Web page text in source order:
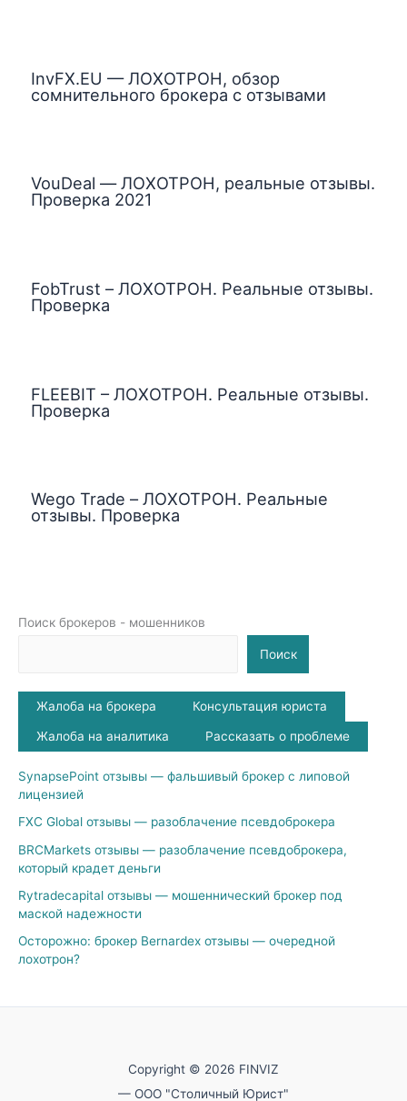
Поиск брокеров - мошенников
Поиск
Жалоба на брокера Консультация юриста
Жалоба на аналитика Рассказать о проблеме
SynapsePoint отзывы — фальшивый брокер с липовой
лицензией
FXC Global отзывы — разоблачение псевдоброкера
BRCMarkets отзывы — разоблачение псевдоброкера,
который крадет деньги
Rytradecapital отзывы — мошеннический брокер под
маской надежности
Осторожно: брокер Bernardex отзывы — очередной
лохотрон?
InvFX.EU — ЛОХОТРОН, обзор
сомнительного брокера с отзывами
VouDeal — ЛОХОТРОН, реальные отзывы.
Проверка 2021
FobTrust – ЛОХОТРОН. Реальные отзывы.
Проверка
FLEEBIT – ЛОХОТРОН. Реальные отзывы.
Проверка
Wego Trade – ЛОХОТРОН. Реальные
отзывы. Проверка
Copyright © 2026 FINVIZ
— ООО "Столичный Юрист"